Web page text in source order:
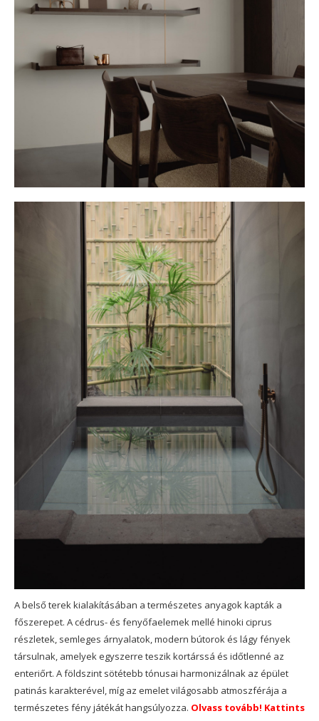
A belső terek kialakításában a természetes anyagok kapták a
főszerepet. A cédrus- és fenyőfaelemek mellé hinoki ciprus
részletek, semleges árnyalatok, modern bútorok és lágy fények
társulnak, amelyek egyszerre teszik kortárssá és időtlenné az
enteriőrt. A földszint sötétebb tónusai harmonizálnak az épület
patinás karakterével, míg az emelet világosabb atmoszférája a
természetes fény játékát hangsúlyozza. Olvass tovább! Kattints